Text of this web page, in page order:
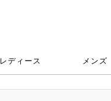
レディース メンズ